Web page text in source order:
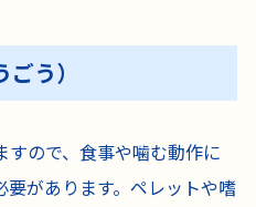
う）
すので、食事や噛む動作に
があります。ペレットや嗜